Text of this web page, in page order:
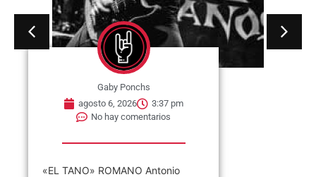
Gaby Ponchs
agosto 6, 2026
3:37 pm
No hay comentarios
«EL TANO» ROMANO Antonio